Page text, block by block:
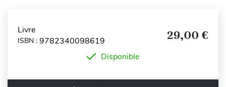
Livre
ISBN : 9782340098619 29,00 €
Disponible